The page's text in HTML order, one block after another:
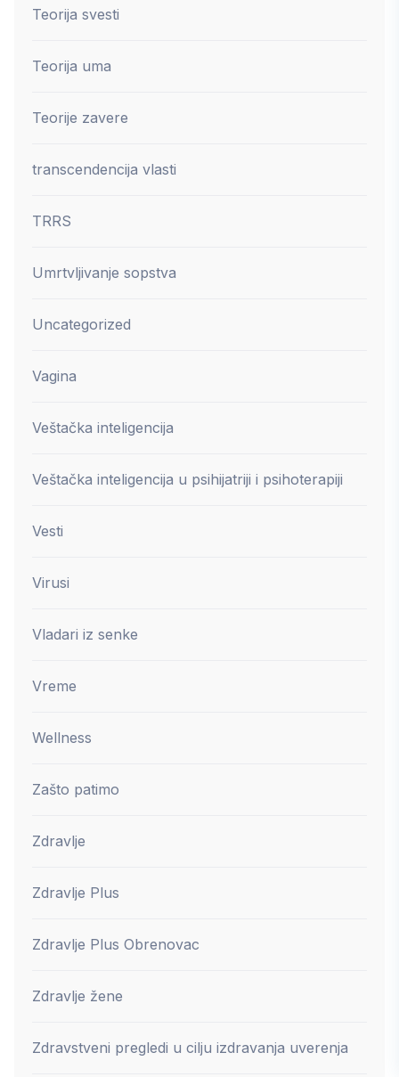
Teorija svesti
Teorija uma
Teorije zavere
transcendencija vlasti
TRRS
Umrtvljivanje sopstva
Uncategorized
Vagina
Veštačka inteligencija
Veštačka inteligencija u psihijatriji i psihoterapiji
Vesti
Virusi
Vladari iz senke
Vreme
Wellness
Zašto patimo
Zdravlje
Zdravlje Plus
Zdravlje Plus Obrenovac
Zdravlje žene
Zdravstveni pregledi u cilju izdravanja uverenja